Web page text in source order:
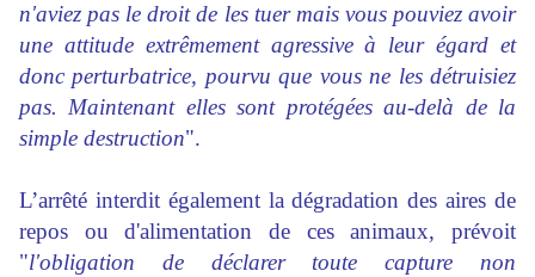
n'aviez pas le droit de les tuer mais vous pouviez avoir
une attitude extrêmement agressive à leur égard et
donc perturbatrice, pourvu que vous ne les détruisiez
pas. Maintenant elles sont protégées au-delà de la
simple destruction".
L’arrêté interdit également la dégradation des aires de
repos ou d'alimentation de ces animaux, prévoit
"l'obligation de déclarer toute capture non